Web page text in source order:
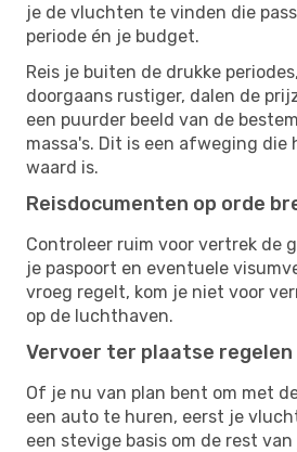
je de vluchten te vinden die
periode én je budget.
Reis je buiten de drukke
doorgaans rustiger, dalen de
een puurder beeld van de
massa's. Dit is een afweging die
waard is.
Reisdocumenten op orde
Controleer ruim voor vertrek de
je paspoort en eventuele
vroeg regelt, kom je niet voor
op de luchthaven.
Vervoer ter plaatse regelen
Of je nu van plan bent om met
een auto te huren, eerst je
een stevige basis om de rest